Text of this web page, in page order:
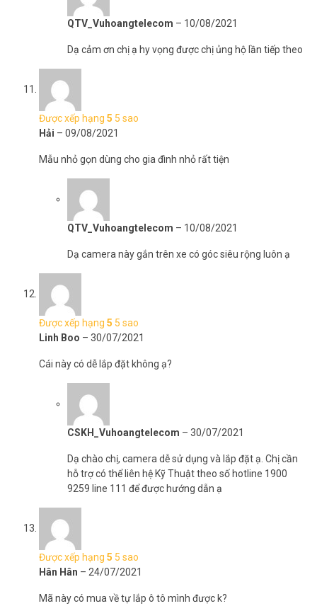
QTV_Vuhoangtelecom – 10/08/2021
Dạ cảm ơn chị ạ hy vọng được chị ủng hộ lần tiếp theo
Được xếp hạng 5 5 sao
Hải – 09/08/2021
Mẫu nhỏ gọn dùng cho gia đình nhỏ rất tiện
QTV_Vuhoangtelecom – 10/08/2021
Dạ camera này gắn trên xe có góc siêu rộng luôn ạ
Được xếp hạng 5 5 sao
Linh Boo – 30/07/2021
Cái này có dễ lắp đặt không ạ?
CSKH_Vuhoangtelecom – 30/07/2021
Dạ chào chị, camera dễ sử dụng và lắp đặt ạ. Chị cần
hỗ trợ có thể liên hệ Kỹ Thuật theo số hotline 1900
9259 line 111 để được hướng dẫn ạ
Được xếp hạng 5 5 sao
Hân Hân – 24/07/2021
Mã này có mua về tự lắp ô tô mình được k?